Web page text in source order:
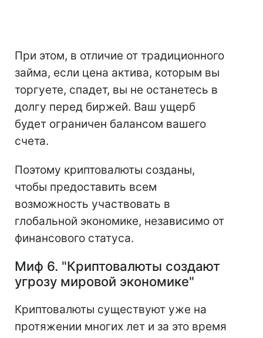
При этом, в отличие от традиционного
займа, если цена актива, которым вы
торгуете, спадет, вы не останетесь в
долгу перед биржей. Ваш ущерб
будет ограничен балансом вашего
счета.
Поэтому криптовалюты созданы,
чтобы предоставить всем
возможность участвовать в
глобальной экономике, независимо от
финансового статуса.
Миф 6. "Криптовалюты создают
угрозу мировой экономике"
Криптовалюты существуют уже на
протяжении многих лет и за это время